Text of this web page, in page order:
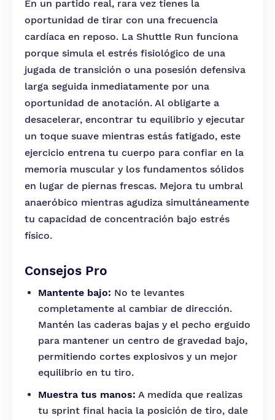
En un partido real, rara vez tienes la
oportunidad de tirar con una frecuencia
cardíaca en reposo. La Shuttle Run funciona
porque simula el estrés fisiológico de una
jugada de transición o una posesión defensiva
larga seguida inmediatamente por una
oportunidad de anotación. Al obligarte a
desacelerar, encontrar tu equilibrio y ejecutar
un toque suave mientras estás fatigado, este
ejercicio entrena tu cuerpo para confiar en la
memoria muscular y los fundamentos sólidos
en lugar de piernas frescas. Mejora tu umbral
anaeróbico mientras agudiza simultáneamente
tu capacidad de concentración bajo estrés
físico.
Consejos Pro
Mantente bajo: No te levantes
completamente al cambiar de dirección.
Mantén las caderas bajas y el pecho erguido
para mantener un centro de gravedad bajo,
permitiendo cortes explosivos y un mejor
equilibrio en tu tiro.
Muestra tus manos: A medida que realizas
tu sprint final hacia la posición de tiro, dale